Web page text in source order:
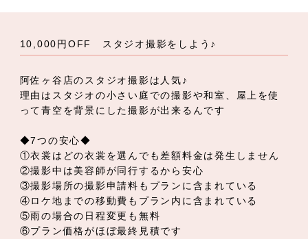
10,000円OFF スタジオ撮影をしよう♪
阿佐ヶ谷店のスタジオ撮影は人気♪
理由はスタジオの小さい庭での撮影や和室、屋上を使
って青空を背景にした撮影が出来るんです
◆7つの安心◆
①衣裳はどの衣裳を選んでも差額料金は発生しません
②撮影中は美容師が同行するから安心
③撮影場所の撮影申請料もプランに含まれている
④ロケ地までの移動費もプラン内に含まれている
⑤雨の場合の日程変更も無料
⑥プラン価格がほぼ最終見積です